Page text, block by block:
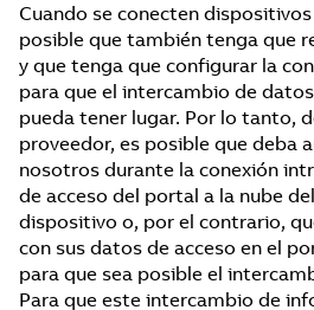
Cuando se conecten
posible que también tenga que
y que tenga que configurar la
para que el intercambio de
pueda tener lugar. Por lo tanto,
proveedor, es posible que deba
nosotros durante la conexión
de acceso del portal a la nube
dispositivo o, por el contrario,
con sus datos de acceso en el
para que sea posible el
Para que este intercambio de